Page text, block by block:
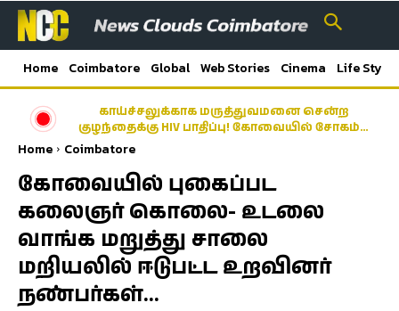
Home Coimbatore Global Web Stories Cinema Life Style
காய்ச்சலுக்காக மருத்துவமனை சென்ற
குழந்தைக்கு HIV பாதிப்பு! கோவையில் சோகம்…
Home Coimbatore
கோவையில் புகைப்பட
கலைஞர் கொலை- உடலை
வாங்க மறுத்து சாலை
மறியலில் ஈடுபட்ட உறவினர்
நண்பர்கள்…